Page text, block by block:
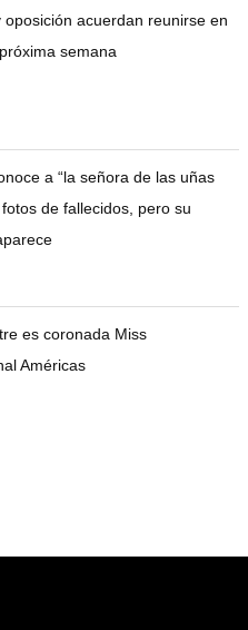
oposición acuerdan reunirse en
semana
a “la señora de las uñas
fotos de fallecidos, pero su
es coronada Miss
Américas